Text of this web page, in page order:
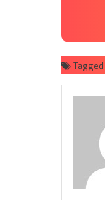
Tagged